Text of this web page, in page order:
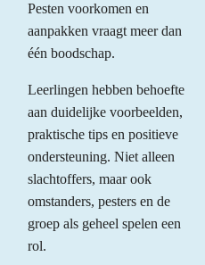
Pesten voorkomen en
aanpakken vraagt meer dan
één boodschap.
Leerlingen hebben behoefte
aan duidelijke voorbeelden,
praktische tips en positieve
ondersteuning. Niet alleen
slachtoffers, maar ook
omstanders, pesters en de
groep als geheel spelen een
rol.